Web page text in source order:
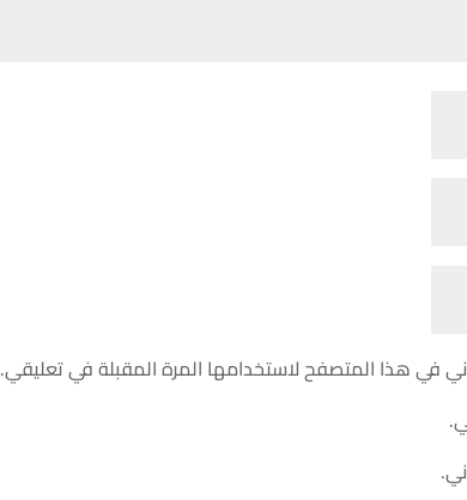
في هذا المتصفح لاستخدامها المرة المقبلة في تعليقي.